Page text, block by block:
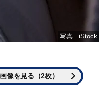
写真＝
像を見る（2枚）